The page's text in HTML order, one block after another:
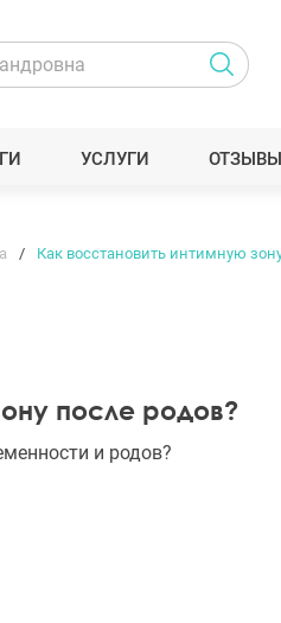
УСЛУГИ ОТЗЫВЫ
Как восстановить интимную
после родов?
и родов?